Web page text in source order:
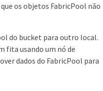
os objetos FabricPool não
do bucket para outro local.
fita usando um nó de
dados do FabricPool para